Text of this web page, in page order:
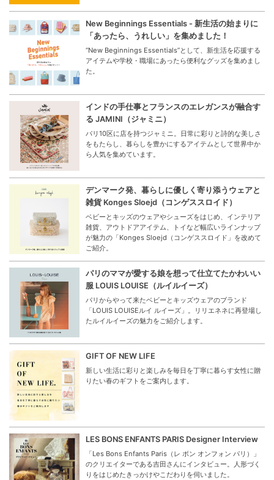
New Beginnings Essentials - 新生活の始まりに
「あったら、うれしい」を集めました！
“New Beginnings Essentials”として、新生活を応援する
アイテムや学校・職場にあったら便利なグッズを集めまし
た。
インドの手仕事とフランスのエレガンスが融合す
る JAMINI（ジャミニ）
パリ10区に店を持つジャミニ。日常に彩りと詩的な美しさ
をもたらし、暮らしを豊かにするアイテムとして世界中か
ら人気を集めています。
デンマーク発、暮らしに優しく寄り添うウェアと
雑貨 Konges Sloejd（コンゲススロイド）
ベビーとキッズのウェアやシューズをはじめ、インテリア
雑貨、アウトドアアイテム、トイなど幅広いラインナップ
が魅力の「Konges Sloejd（コンゲススロイド」を改めて
ご紹介。
パリのママが愛する娘を想って仕立てたかわいい
服 LOUIS LOUISE（ルイルイーズ）
パリからやって来たベビーとキッズウェアのブランド
「LOUIS LOUISEルイ ルイーズ」。リリエネネに再登場し
たルイルイーズの魅力をご紹介します。
GIFT OF NEW LIFE
新しい生活に彩りと楽しみを毎日を丁寧に暮らす女性に贈
りたい春のギフトをご案内します。
LES BONS ENFANTS PARIS Designer Interview
「Les Bons Enfants Paris（レ ボン オンフォン パリ）」
のクリエイターである吉田さんにインタビュー。人形づく
りをはじめたきっかけやこだわりを伺いました。